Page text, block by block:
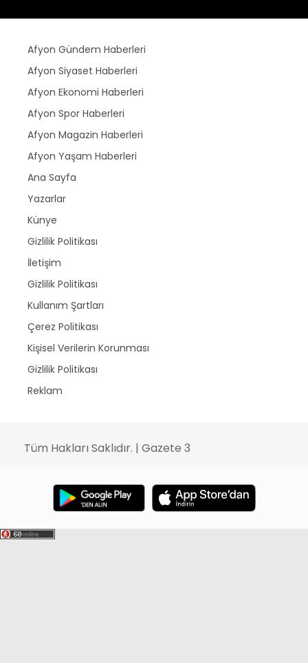
Afyon Gündem Haberleri
Afyon Siyaset Haberleri
Afyon Ekonomi Haberleri
Afyon Spor Haberleri
Afyon Magazin Haberleri
Afyon Yaşam Haberleri
Ana Sayfa
Yazarlar
Künye
Gizlilik Politikası
İletişim
Gizlilik Politikası
Kullanım Şartları
Çerez Politikası
Kişisel Verilerin Korunması
Gizlilik Politikası
Reklam
Tüm Hakları Saklıdır. | Gazete 3